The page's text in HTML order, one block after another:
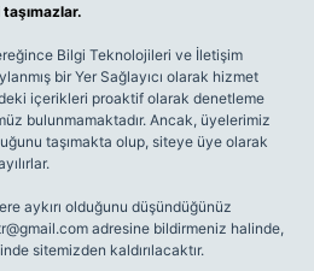
Bilgi Teknolojileri ve İletişim
bir Yer Sağlayıcı olarak hizmet
içerikleri proaktif olarak denetleme
bulunmamaktadır. Ancak, üyelerimiz
taşımakta olup, siteye üye olarak
aykırı olduğunu düşündüğünüz
adresine bildirmeniz halinde,
sitemizden kaldırılacaktır.